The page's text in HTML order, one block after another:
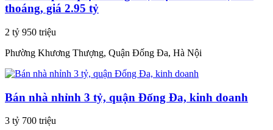
thoáng, giá 2.95 tỷ
2 tỷ 950 triệu
Phường Khương Thượng, Quận Đống Đa, Hà Nội
Bán nhà nhỉnh 3 tỷ, quận Đống Đa, kinh doanh
3 tỷ 700 triệu